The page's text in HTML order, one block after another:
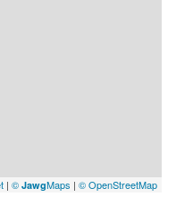
| © JawgMaps | © OpenStreetMap